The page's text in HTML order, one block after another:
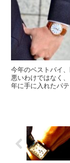
今年のベストバイ
悪いわけではなく
年に手に入れたパ